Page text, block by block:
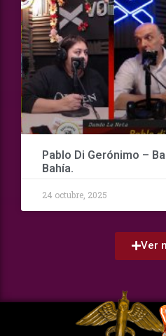
Pablo Di Gerónimo –
Bahía.
24 octubre, 2025
Ver